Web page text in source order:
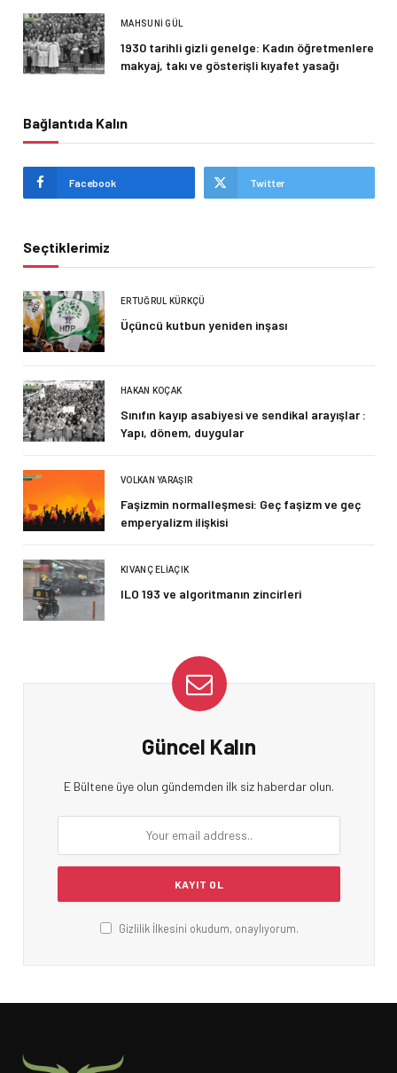
MAHSUNI GÜL
1930 tarihli gizli genelge: Kadın öğretmenlere
makyaj, takı ve gösterişli kıyafet yasağı
Bağlantıda Kalın
Facebook Twitter
Seçtiklerimiz
ERTUĞRUL KÜRKÇÜ
Üçüncü kutbun yeniden inşası
HAKAN KOÇAK
Sınıfın kayıp asabiyesi ve sendikal arayışlar :
Yapı, dönem, duygular
VOLKAN YARAŞIR
Faşizmin normalleşmesi: Geç faşizm ve geç
emperyalizm ilişkisi
KIVANÇ ELIAÇIK
ILO 193 ve algoritmanın zincirleri
Güncel Kalın
E Bültene üye olun gündemden ilk siz haberdar olun.
Gizlilik İlkesini okudum, onaylıyorum.